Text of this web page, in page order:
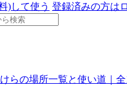
)して使う 登録済みの方は
らの場所一覧と使い道｜全